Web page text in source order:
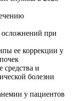
при
ее коррекции у
средства и
болезни
у пациентов